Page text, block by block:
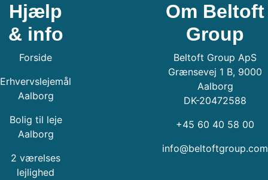
Hjælp
& info
Forside
Erhvervslejemål
Aalborg
Bolig til leje
Aalborg
2 værelses
lejlighed
Om Beltoft
Group
Beltoft Group ApS
Grænsevej 1 B, 9000
Aalborg
DK-20472588
+45 60 40 58 00
info@beltoftgroup.com